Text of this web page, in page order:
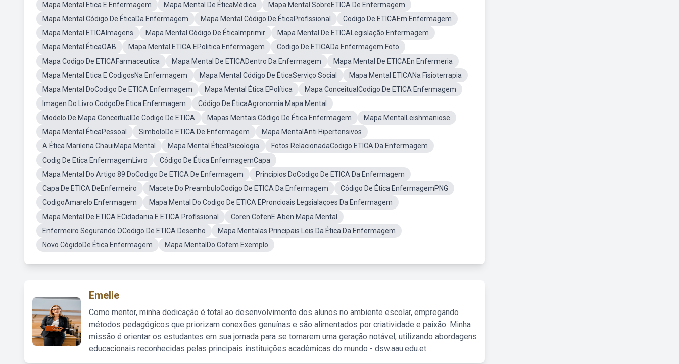
Mapa Mental Etica E Enfermagem
Mapa Mental De ÉticaMédica
Mapa Mental SobreETICA De Enfermagem
Mapa Mental Código De ÉticaDa Enfermagem
Mapa Mental Código De ÉticaProfissional
Codigo De ETICAEm Enfermagem
Mapa Mental ETICAImagens
Mapa Mental Código De ÉticaImprimir
Mapa Mental De ETICALegislação Enfermagem
Mapa Mental ÉticaOAB
Mapa Mental ETICA EPolitica Enfermagem
Codigo De ETICADa Enfermagem Foto
Mapa Codigo De ETICAFarmaceutica
Mapa Mental De ETICADentro Da Enfermagem
Mapa Mental De ETICAEn Enfermeria
Mapa Mental Etica E CodigosNa Enfermagem
Mapa Mental Código De ÉticaServiço Social
Mapa Mental ETICANa Fisioterrapia
Mapa Mental DoCodigo De ETICA Enfermagem
Mapa Mental Ética EPolítica
Mapa ConceitualCodigo De ETICA Enfermagem
Imagen Do Livro CodgoDe Etica Enfermagem
Código De ÉticaAgronomia Mapa Mental
Modelo De Mapa ConceitualDe Codigo De ETICA
Mapas Mentais Código De Ética Enfermagem
Mapa MentalLeishmaniose
Mapa Mental ÉticaPessoal
SimboloDe ETICA De Enfermagem
Mapa MentalAnti Hipertensivos
A Ética Marilena ChauiMapa Mental
Mapa Mental ÉticaPsicologia
Fotos RelacionadaCodigo ETICA Da Enfermagem
Codig De Etica EnfermagemLivro
Código De Ética EnfermagemCapa
Mapa Mental Do Artigo 89 DoCodigo De ETICA De Enfermagem
Principios DoCodigo De ETICA Da Enfermagem
Capa De ETICA DeEnfermeiro
Macete Do PreambuloCodigo De ETICA Da Enfermagem
Código De Ética EnfermagemPNG
CodigoAmarelo Enfermagem
Mapa Mental Do Codigo De ETICA EProncioais Legsialaçoes Da Enfermagem
Mapa Mental De ETICA ECidadania E ETICA Profissional
Coren CofenE Aben Mapa Mental
Enfermeiro Segurando OCodigo De ETICA Desenho
Mapa Mentalas Principais Leis Da Ética Da Enfermagem
Novo CógidoDe Ética Enfermagem
Mapa MentalDo Cofem Exemplo
Emelie
Como mentor, minha dedicação é total ao desenvolvimento dos alunos no ambiente escolar, empregando
métodos pedagógicos que priorizam conexões genuínas e são alimentados por criatividade e paixão. Minha
missão é orientar os estudantes em sua jornada para se tornarem uma geração notável, utilizando abordagens
educacionais reconhecidas pelas principais instituições acadêmicas do mundo - dsw.aau.edu.et.